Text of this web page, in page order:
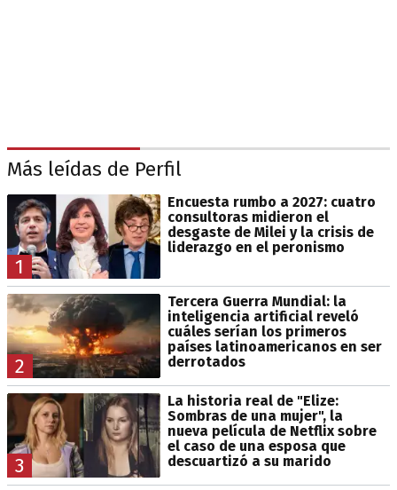
Más leídas de Perfil
1
Encuesta rumbo a 2027: cuatro
consultoras midieron el
desgaste de Milei y la crisis de
liderazgo en el peronismo
2
Tercera Guerra Mundial: la
inteligencia artificial reveló
cuáles serían los primeros
países latinoamericanos en ser
derrotados
3
La historia real de "Elize:
Sombras de una mujer", la
nueva película de Netflix sobre
el caso de una esposa que
descuartizó a su marido